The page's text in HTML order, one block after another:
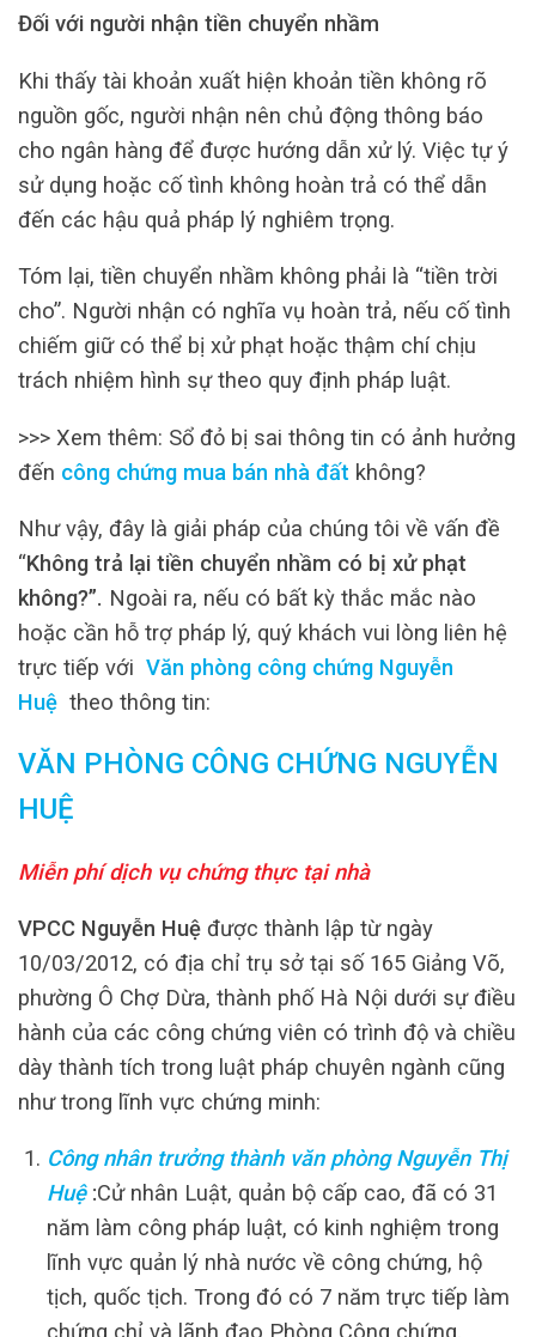
Đối với người nhận tiền chuyển nhầm
Khi thấy tài khoản xuất hiện khoản tiền không rõ
nguồn gốc, người nhận nên chủ động thông báo
cho ngân hàng để được hướng dẫn xử lý. Việc tự ý
sử dụng hoặc cố tình không hoàn trả có thể dẫn
đến các hậu quả pháp lý nghiêm trọng.
Tóm lại, tiền chuyển nhầm không phải là “tiền trời
cho”. Người nhận có nghĩa vụ hoàn trả, nếu cố tình
chiếm giữ có thể bị xử phạt hoặc thậm chí chịu
trách nhiệm hình sự theo quy định pháp luật.
>>> Xem thêm: Sổ đỏ bị sai thông tin có ảnh hưởng
đến công chứng mua bán nhà đất không?
Như vậy, đây là giải pháp của chúng tôi về vấn đề
“Không trả lại tiền chuyển nhầm có bị xử phạt
không?”. Ngoài ra, nếu có bất kỳ thắc mắc nào
hoặc cần hỗ trợ pháp lý, quý khách vui lòng liên hệ
trực tiếp với Văn phòng công chứng Nguyễn
Huệ theo thông tin:
VĂN PHÒNG CÔNG CHỨNG NGUYỄN
HUỆ
Miễn phí dịch vụ chứng thực tại nhà
VPCC Nguyễn Huệ được thành lập từ ngày
10/03/2012, có địa chỉ trụ sở tại số 165 Giảng Võ,
phường Ô Chợ Dừa, thành phố Hà Nội dưới sự điều
hành của các công chứng viên có trình độ và chiều
dày thành tích trong luật pháp chuyên ngành cũng
như trong lĩnh vực chứng minh:
Công nhân trưởng thành văn phòng Nguyễn Thị
Huệ:Cử nhân Luật, quản bộ cấp cao, đã có 31
năm làm công pháp luật, có kinh nghiệm trong
lĩnh vực quản lý nhà nước về công chứng, hộ
tịch, quốc tịch. Trong đó có 7 năm trực tiếp làm